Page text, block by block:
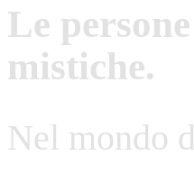
Le
mistiche.
Nel mondo